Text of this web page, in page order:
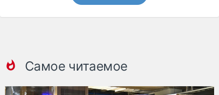
Самое читаемое